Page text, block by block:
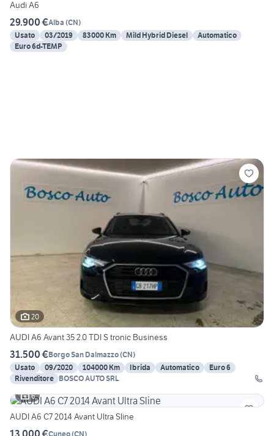
Audi A6
29.900 €Alba (CN)
Usato
03/2019 83000 Km Mild Hybrid Diesel
Automatico
Euro 6d-TEMP
20
AUDI A6 Avant 35 2.0 TDI S tronic Business
31.500 €Borgo San Dalmazzo(CN)
Usato
09/2020 104000 Km Ibrida Automatico
Euro 6
Rivenditore BOSCO AUTO SRL
6
AUDI A6 C7 2014 Avant Ultra Sline
Cuneo(CN)